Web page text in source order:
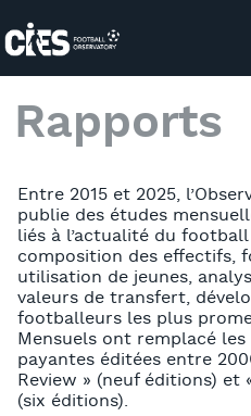
Rapports
Entre 2015 et 2025,
publie des études
liés à l’actualité du
composition des effectifs,
utilisation de jeunes,
valeurs de transfert,
footballeurs les plus
Mensuels ont remplacé
payantes éditées entre
Review » (neuf éditions) et
(six éditions).